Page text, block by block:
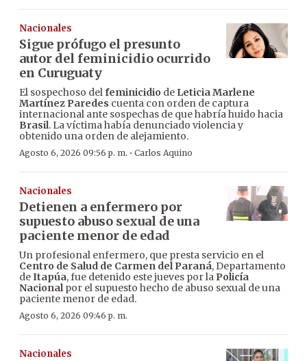
Nacionales
Sigue prófugo el presunto
autor del feminicidio ocurrido
en Curuguaty
El sospechoso delfeminicidio de Leticia Marlene
Martínez Paredes cuenta con orden de captura
internacional ante sospechas de que habría huido hacia
Brasil. La víctima había denunciado violencia y
obtenido una orden de alejamiento.
Agosto 6, 2026 09:56 p. m. · Carlos Aquino
Nacionales
Detienen a enfermero por
supuesto abuso sexual de una
paciente menor de edad
Un profesional enfermero, que presta servicio en el
Centro de Salud de Carmen del Paraná, Departamento
deItapúa, fue detenido este jueves por la Policía
Nacionalpor el supuesto hecho de abuso sexual de una
paciente menor de edad.
Agosto 6, 2026 09:46 p. m.
Nacionales